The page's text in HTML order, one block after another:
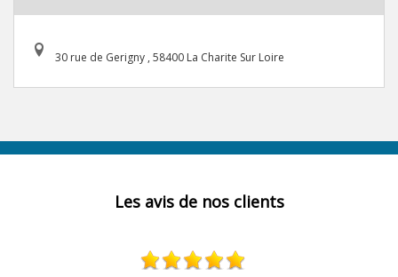
30 rue de Gerigny , 58400 La Charite Sur Loire
Les avis de nos clients